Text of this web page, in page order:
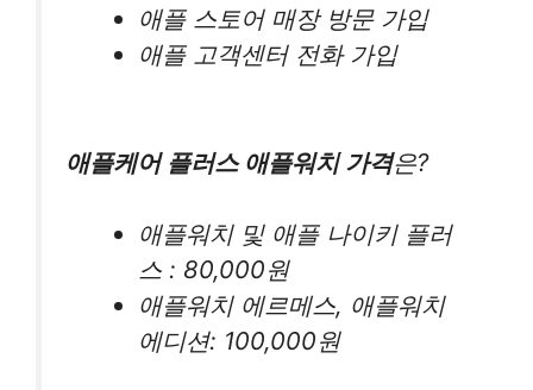
애플 스토어 매장 방문 가입
애플 고객센터 전화 가입
애플케어 플러스 애플워치 가격은?
애플워치 및 애플 나이키 플러
스 : 80,000원
애플워치 에르메스, 애플워치
에디션: 100,000원